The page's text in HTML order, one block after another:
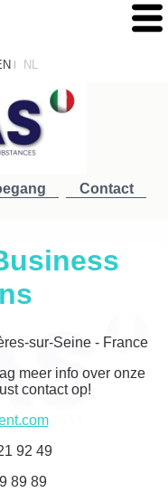
| NL
Contact
sur-Seine - France
meer info over onze
contact op!
92 49
89 89